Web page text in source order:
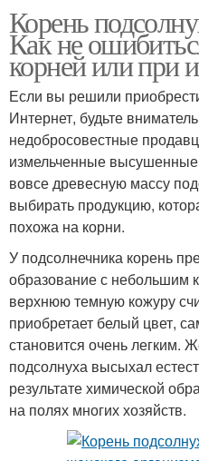
Корень
Как не
корней или при
Если вы решили
Интернет, будьте
недобросовестные
измельченные
вовсе древесную массу
выбирать продукцию,
похожа на корни.
У подсолнечника корень
образование с небольшим
верхнюю темную кожуру
приобретает белый цвет,
становится очень легким.
подсолнуха высыхал
результате химической
на полях многих хозяйств.